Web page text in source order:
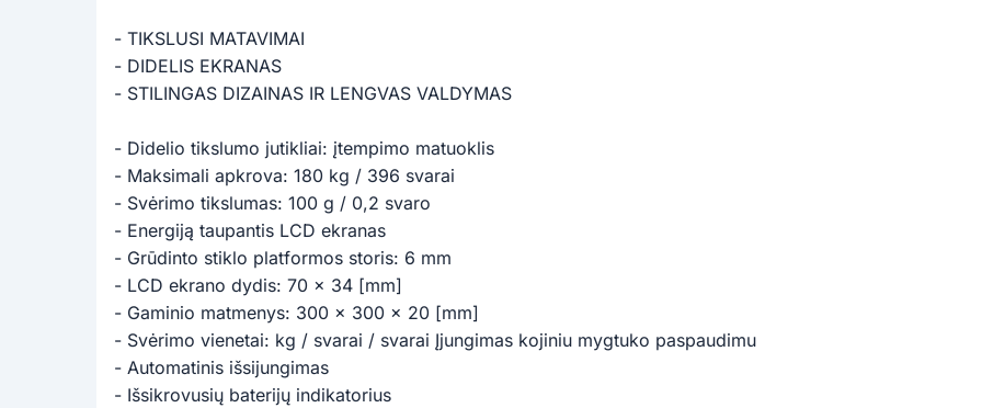
- TIKSLUSI MATAVIMAI
- DIDELIS EKRANAS
- STILINGAS DIZAINAS IR LENGVAS VALDYMAS
- Didelio tikslumo jutikliai: įtempimo matuoklis
- Maksimali apkrova: 180 kg / 396 svarai
- Svėrimo tikslumas: 100 g / 0,2 svaro
- Energiją taupantis LCD ekranas
- Grūdinto stiklo platformos storis: 6 mm
- LCD ekrano dydis: 70 x 34 [mm]
- Gaminio matmenys: 300 x 300 x 20 [mm]
- Svėrimo vienetai: kg / svarai / svarai Įjungimas kojiniu mygtuko paspaudimu
- Automatinis išsijungimas
- Išsikrovusių baterijų indikatorius